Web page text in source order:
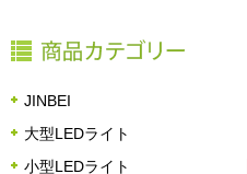
JINBEI
大型LEDライト
小型LEDライト